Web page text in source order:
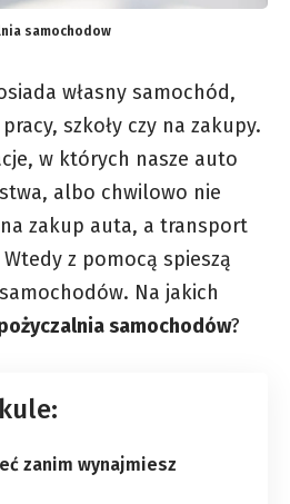
samochodow
własny samochód,
szkoły czy na zakupy.
w których nasze auto
albo chwilowo nie
zakup auta, a transport
z pomocą spieszą
Na jakich
samochodów?
zanim wynajmiesz